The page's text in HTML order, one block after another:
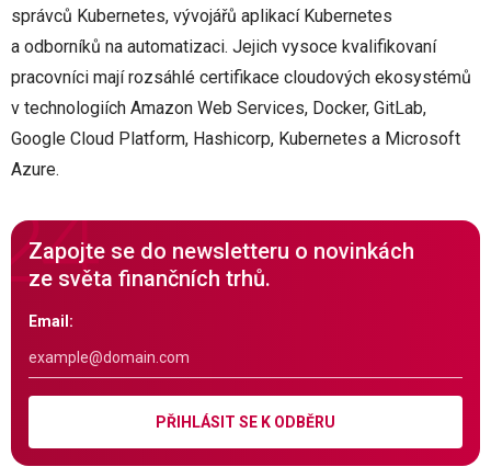
správců Kubernetes, vývojářů aplikací Kubernetes
a odborníků na automatizaci. Jejich vysoce kvalifikovaní
pracovníci mají rozsáhlé certifikace cloudových ekosystémů
v technologiích Amazon Web Services, Docker, GitLab,
Google Cloud Platform, Hashicorp, Kubernetes a Microsoft
Azure.
Zapojte se do newsletteru o novinkách
ze světa finančních trhů.
Email:
PŘIHLÁSIT SE K ODBĚRU